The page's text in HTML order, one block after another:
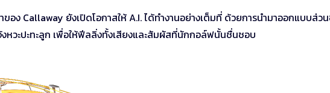
ง Callaway ยังเปิดโอกาสให้ A.I. ได้ทำงานอย่างเต็มที่ ด้วยการนำมาออกแบบส่ว
หวะปะทะลูก เพื่อให้ฟีลลิ่งทั้งเสียงและสัมผัสที่นักกอล์ฟนั้นชื่นชอบ